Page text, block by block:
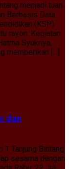
menjadi tuan
Berbasis Data
(KSP)
rayon. Kegiatan
Syukriya,
memberikan […]
dan
1 Tanjung Bintang
sesama dengan